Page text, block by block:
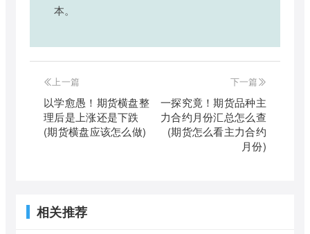
本。
上一篇
以学愈愚！期货横盘整
理后是上涨还是下跌
(期货横盘应该怎么做)
下一篇
一探究竟！期货品种主
力合约月份汇总怎么查
(期货怎么看主力合约
月份)
相关推荐